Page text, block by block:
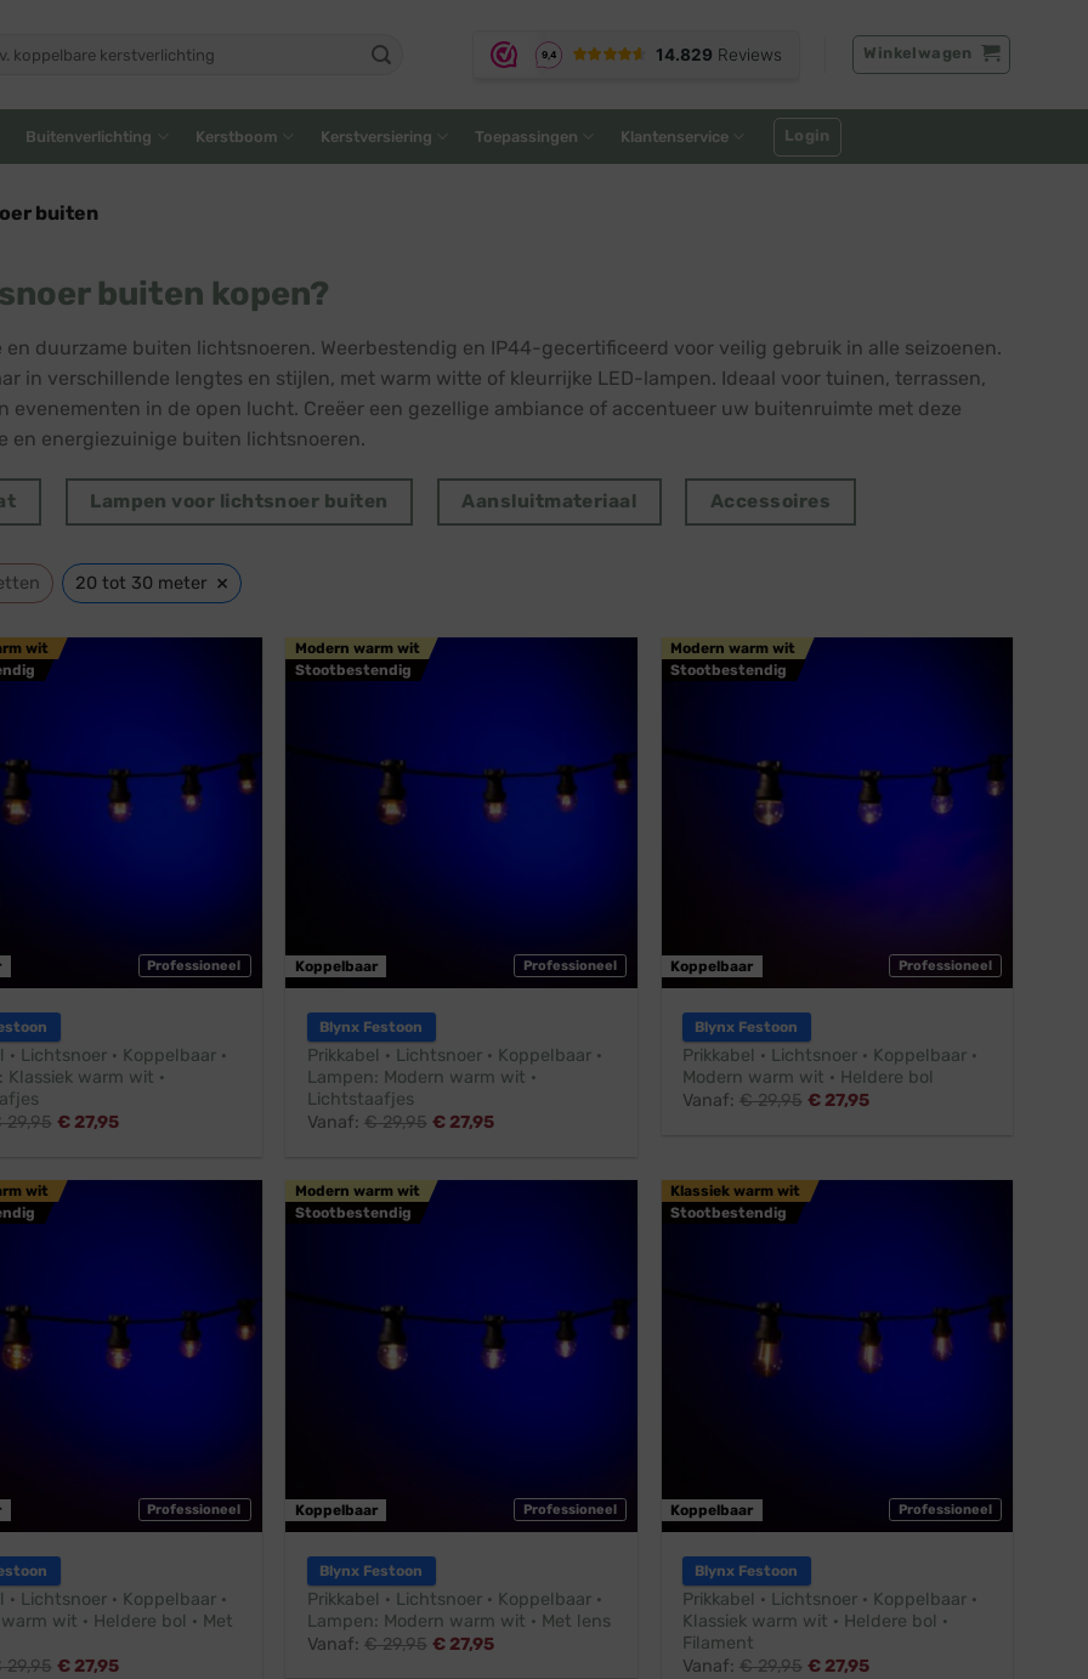
Winkelwagen
Buitenverlichting Kerstboom Kerstversiering Toepassingen Klantenservice Login
buiten
buiten kopen?
en duurzame buiten lichtsnoeren. Weerbestendig en IP44-gecertificeerd voor veilig gebruik in alle seizoenen.
in verschillende lengtes en stijlen, met warm witte of kleurrijke LED-lampen. Ideaal voor tuinen, terrassen,
evenementen in de open lucht. Creëer een gezellige ambiance of accentueer uw buitenruimte met deze
en energiezuinige buiten lichtsnoeren.
Lampen voor lichtsnoer buiten Aansluitmateriaal Accessoires
20 tot 30 meter ×
Professioneel
wit
· Lichtsnoer · Koppelbaar ·
Klassiek warm wit ·
29,95 €27,95
Professioneel
Modern warm wit
Stootbestendig
Koppelbaar
Blynx Festoon
Prikkabel · Lichtsnoer · Koppelbaar ·
Lampen: Modern warm wit ·
Lichtstaafjes
Vanaf: €29,95 € 27,95
Professioneel
Modern warm wit
Stootbestendig
Koppelbaar
Blynx Festoon
Prikkabel · Lichtsnoer · Koppelbaar ·
Modern warm wit · Heldere bol
Vanaf: €29,95 € 27,95
Professioneel
wit
· Lichtsnoer · Koppelbaar ·
wit · Heldere bol · Met
29,95 €27,95
Professioneel
Modern warm wit
Stootbestendig
Koppelbaar
Blynx Festoon
Prikkabel · Lichtsnoer · Koppelbaar ·
Lampen: Modern warm wit · Met lens
Vanaf: €29,95 € 27,95
Professioneel
Klassiek warm wit
Stootbestendig
Koppelbaar
Blynx Festoon
Prikkabel · Lichtsnoer · Koppelbaar ·
Klassiek warm wit · Heldere bol ·
Filament
Vanaf: €29,95 € 27,95